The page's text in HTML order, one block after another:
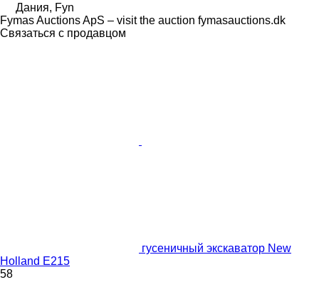
Дания, Fyn
Fymas Auctions ApS – visit the auction fymasauctions.dk
Связаться с продавцом
гусеничный экскаватор New
Holland E215
58